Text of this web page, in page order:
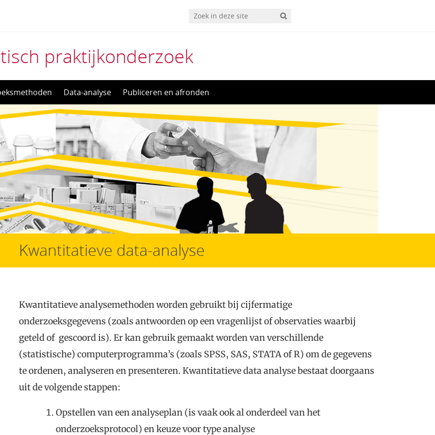
praktijkonderzoek
Data-analyse Publiceren en afronden
Kwantitatieve data-analyse
Kwantitatieve analysemethoden worden gebruikt bij cijfermatige
onderzoeksgegevens (zoals antwoorden op een vragenlijst of observaties waarbij
geteld of gescoord is). Er kan gebruik gemaakt worden van verschillende
(statistische) computerprogramma’s (zoals SPSS, SAS, STATA of R) om de gegevens
te ordenen, analyseren en presenteren. Kwantitatieve data analyse bestaat doorgaans
uit de volgende stappen:
Opstellen van een analyseplan (is vaak ook al onderdeel van het
onderzoeksprotocol) en keuze voor type analyse